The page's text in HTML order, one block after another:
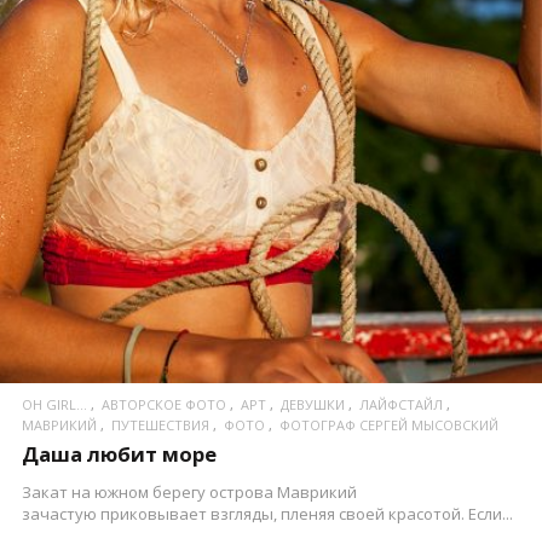
ПОСМОТРЕТЬ
OH GIRL... АВТОРСКОЕ ФОТО АРТ ДЕВУШКИ
ЛАЙФСТАЙЛ
МАВРИКИЙ
ПУТЕШЕСТВИЯ ФОТО ФОТОГРАФ СЕРГЕЙ МЫСОВСКИЙ
Даша любит море
Закат на южном берегу острова Маврикий
зачастую приковывает взгляды, пленяя своей красотой. Если...